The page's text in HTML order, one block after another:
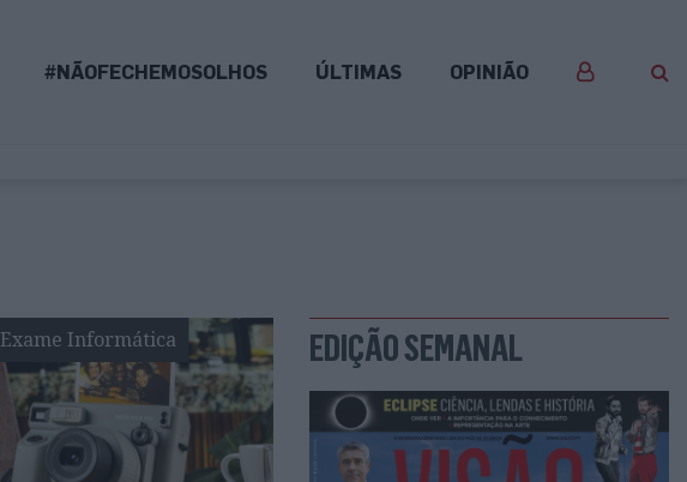
#NÃOFECHEMOSOLHOS ÚLTIMAS OPINIÃO
Exame Informática EDIÇÃO SEMANAL